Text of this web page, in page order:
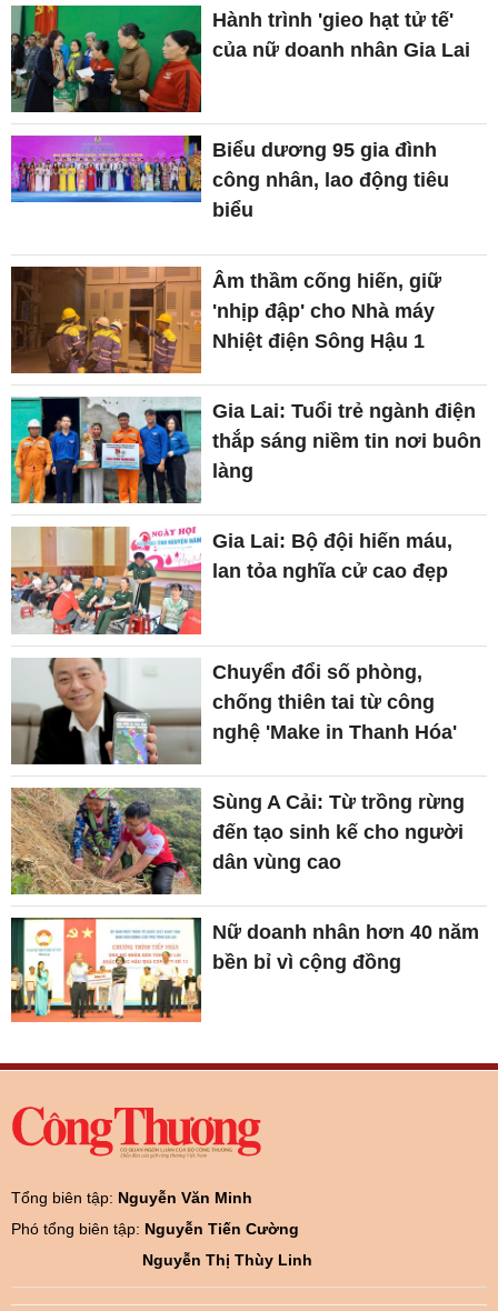
Hành trình 'gieo hạt tử tế'
của nữ doanh nhân Gia Lai
Biểu dương 95 gia đình
công nhân, lao động tiêu
biểu
Âm thầm cống hiến, giữ
'nhịp đập' cho Nhà máy
Nhiệt điện Sông Hậu 1
Gia Lai: Tuổi trẻ ngành điện
thắp sáng niềm tin nơi buôn
làng
Gia Lai: Bộ đội hiến máu,
lan tỏa nghĩa cử cao đẹp
Chuyển đổi số phòng,
chống thiên tai từ công
nghệ 'Make in Thanh Hóa'
Sùng A Cải: Từ trồng rừng
đến tạo sinh kế cho người
dân vùng cao
Nữ doanh nhân hơn 40 năm
bền bỉ vì cộng đồng
Tổng biên tập: Nguyễn Văn Minh
Phó tổng biên tập: Nguyễn Tiến Cường
Nguyễn Thị Thùy Linh